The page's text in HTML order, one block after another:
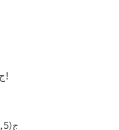
ج(10,5) = 10*9*8*7*6*5!/5!(5)!
ج(10,5) = 10*9*8*7*6/5*4*3*2*1